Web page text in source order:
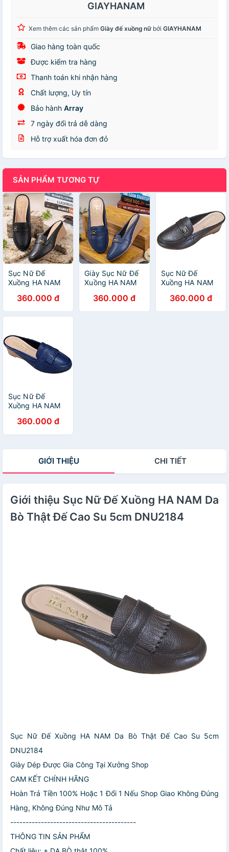
GIAYHANAM
Xem thêm các sản phẩm Giày đế xuồng nữbởi GIAYHANAM
Giao hàng toàn quốc
Được kiểm tra hàng
Thanh toán khi nhận hàng
Chất lượng, Uy tín
Bảo hành Array
7 ngày đổi trả dễ dàng
Hỗ trợ xuất hóa đơn đỏ
SẢN PHẨM TƯƠNG TỰ
Sục Nữ Đế
Xuồng HA NAM
Cao Su 5cm
DNU2185
360.000 đ
Giày Sục Nữ Đế
Xuồng HA NAM
Cao Su 5cm
DNU2183
360.000 đ
Sục Nữ Đế
Xuồng HA NAM
Cao Su 5cm
DNU2185
360.000 đ
Sục Nữ Đế
Xuồng HA NAM
Cao Su 5cm
DNU2184
360.000 đ
GIỚI THIỆU CHI TIẾT
Giới thiệu Sục Nữ Đế Xuồng HA NAM Da
Bò Thật Đế Cao Su 5cm DNU2184
Sục Nữ Đế Xuồng HA NAM Da Bò Thật Đế Cao Su 5cm
DNU2184
Giày Dép Được Gia Công Tại Xưởng Shop
CAM KẾT CHÍNH HÃNG
Hoàn Trả Tiền 100% Hoặc 1 Đổi 1 Nếu Shop Giao Không Đúng
Hàng, Không Đúng Như Mô Tả
-----------------------------------------
THÔNG TIN SẢN PHẨM